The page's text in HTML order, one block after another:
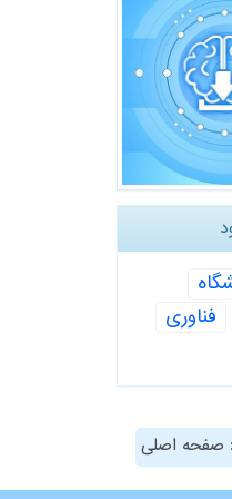
فناوری
: صفحه اصلی